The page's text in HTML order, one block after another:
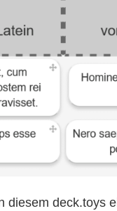
diesem deck.toys